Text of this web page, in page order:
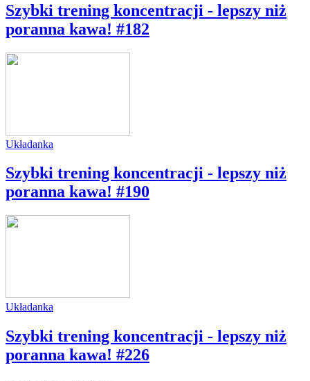
Szybki trening koncentracji - lepszy niż
poranna kawa! #182
Układanka
Szybki trening koncentracji - lepszy niż
poranna kawa! #190
Układanka
Szybki trening koncentracji - lepszy niż
poranna kawa! #226